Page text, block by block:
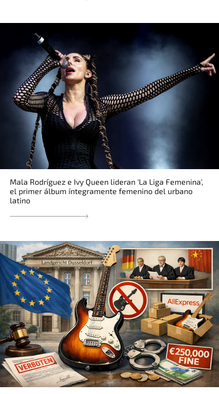
Mala Rodríguez e Ivy Queen lideran 'La Liga Femenina',
el primer álbum íntegramente femenino del urbano
latino